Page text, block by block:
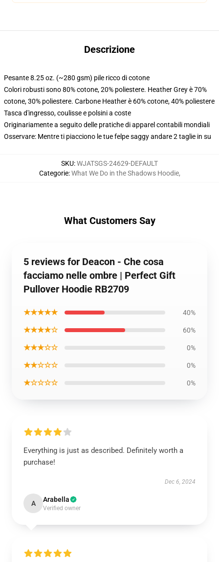
Descrizione
Pesante 8.25 oz. (~280 gsm) pile ricco di cotone
Colori robusti sono 80% cotone, 20% poliestere. Heather Grey è 70%
cotone, 30% poliestere. Carbone Heather è 60% cotone, 40% poliestere
Tasca d'ingresso, coulisse e polsini a coste
Originariamente a seguito delle pratiche di apparel contabili mondiali
Osservare: Mentre ti piacciono le tue felpe saggy andare 2 taglie in su
SKU:WJATSGS-24629-DEFAULT
Categorie:What We Do in the Shadows Hoodie,
What Customers Say
5 reviews for Deacon - Che cosa
facciamo nelle ombre | Perfect Gift
Pullover Hoodie RB2709
★★★★★ 40%
★★★★☆ 60%
★★★☆☆ 0%
★★☆☆☆ 0%
★☆☆☆☆ 0%
Everything is just as described. Definitely worth a
purchase!
Dec 6, 2024
A Arabella
Verified owner